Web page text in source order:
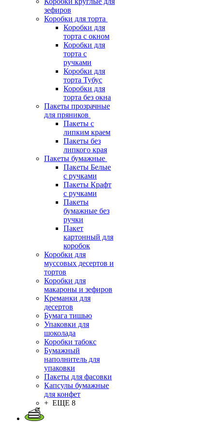
зефиров
Коробки для торта
Коробки для
торта с окном
Коробки для
торта с
ручками
Коробки для
торта Тубус
Коробки для
торта без окна
Пакеты прозрачные
для пряников
Пакеты с
липким краем
Пакеты без
липкого края
Пакеты бумажные
Пакеты Белые
с ручками
Пакеты Крафт
с ручками
Пакеты
бумажные без
ручки
Пакет
картонный для
коробок
Коробки для
муссовых десертов и
тортов
Коробки для
макароны и зефиров
Креманки для
десертов
Бумага тишью
Упаковки для
шоколада
Коробки табокс
Бумажный
наполнитель для
упаковки
Пакеты для фасовки
Капсулы бумажные
для конфет
+ ЕЩЕ 8